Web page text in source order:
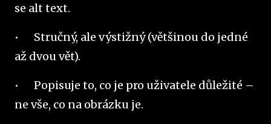
se alt text.
•
Stručný, ale výstižný (většinou do jedné
až dvou vět).
•
Popisuje to, co je pro uživatele důležité –
ne vše, co na obrázku je.